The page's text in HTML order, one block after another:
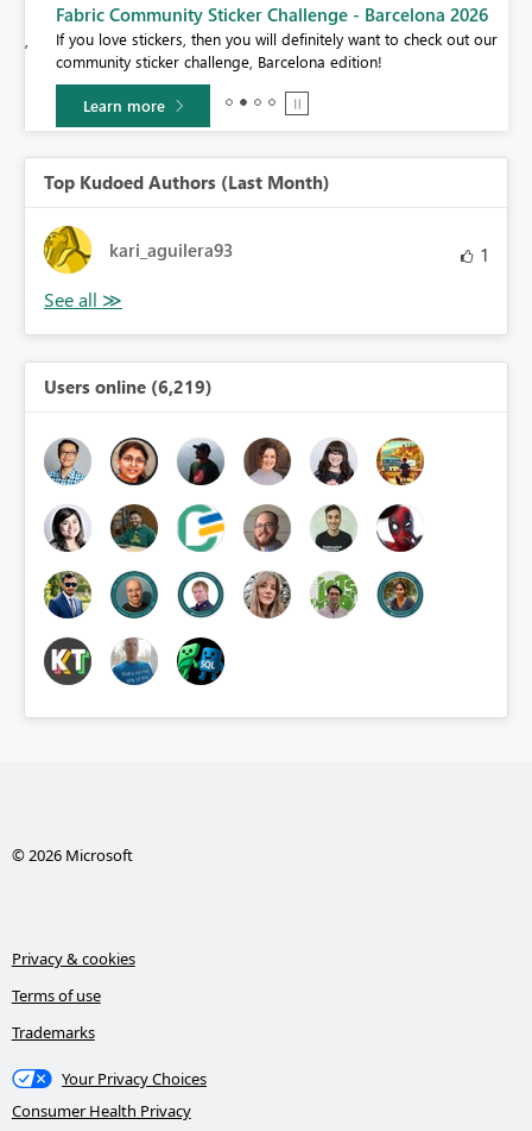
Fabric Community Sticker Challenge - Barcelona 2026
If you love stickers, then you will definitely want to check out our
community sticker challenge, Barcelona edition!
Learn more
Top Kudoed Authors (Last Month)
kari_aguilera93 1
Users online (6,219)
© 2026 Microsoft
Privacy & cookies
Terms of use
Trademarks
Your Privacy Choices
Consumer Health Privacy